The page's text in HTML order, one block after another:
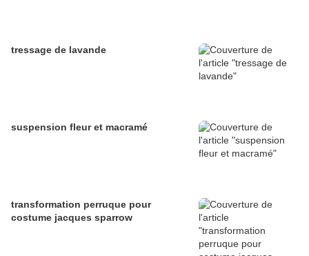
tressage de lavande
suspension fleur et macramé
transformation perruque pour
costume jacques sparrow